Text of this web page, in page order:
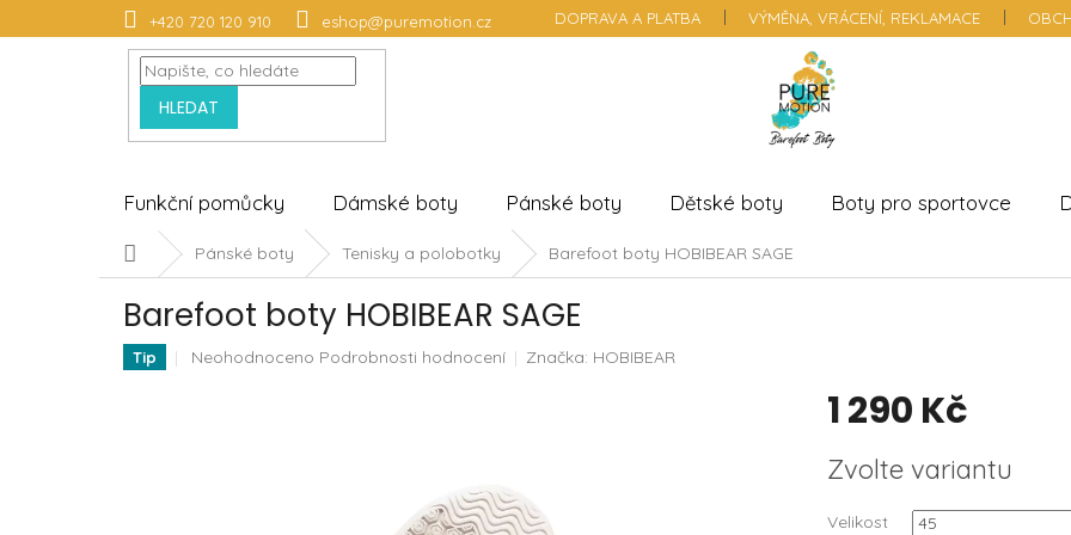
na
+420 720 120 910 eshop@puremotion.cz DOPRAVA A PLATBA VÝMĚNA, VRÁCENÍ, REKLAMACE
HLEDAT
Funkční pomůcky Dámské boty Pánské boty Dětské boty Boty pro sportovce
Domů Pánské boty Tenisky a polobotky Barefoot boty HOBIBEAR SAGE
Barefoot boty HOBIBEAR SAGE
Tip
Průměrné
Neohodnoceno Podrobnosti hodnocení Značka: HOBIBEAR
1 290 Kč
cena:
Zvolte variantu
Velikost